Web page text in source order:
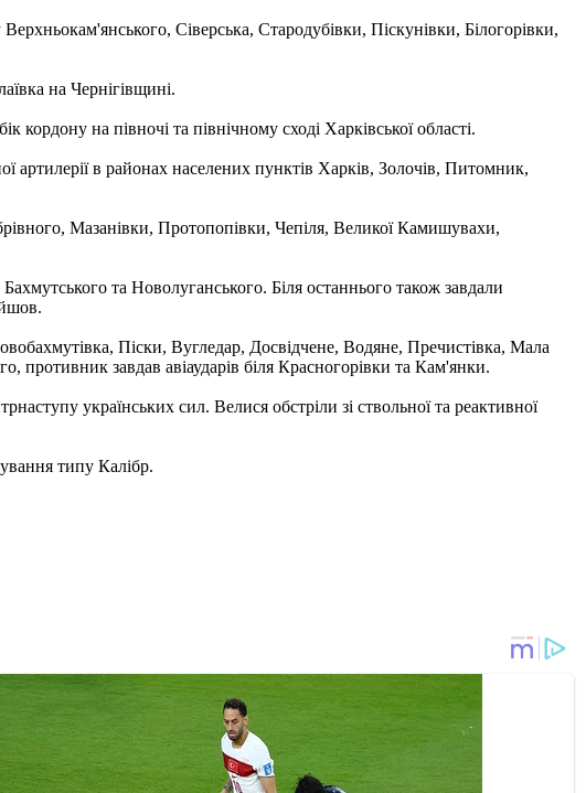
Сіверська, Стародубівки, Піскунівки, Білогорівки,
на Чернігівщині.
на півночі та північному сході Харківської області.
артилерії в районах населених пунктів Харків, Золочів, Питомник,
Мазанівки, Протопопівки, Чепіля, Великої Камишувахи,
та Новолуганського. Біля останнього також завдали
Піски, Вугледар, Досвідчене, Водяне, Пречистівка, Мала
завдав авіаударів біля Красногорівки та Кам'янки.
українських сил. Велися обстріли зі ствольної та реактивної
типу Калібр.